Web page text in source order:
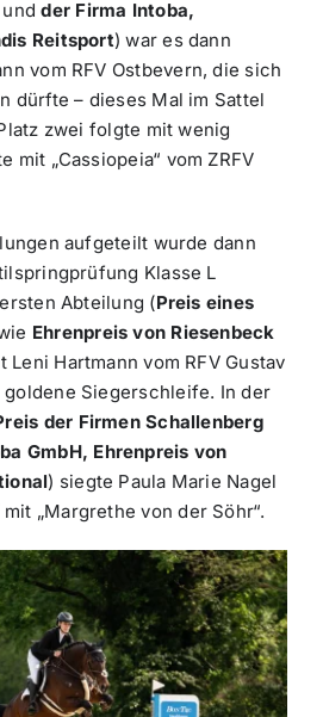
undder Firma Intoba,
Reitsport) war es dann
vom RFV Ostbevern, die sich
dürfte – dieses Mal im Sattel
zwei folgte mit wenig
mit „Cassiopeia“ vom ZRFV
aufgeteilt wurde dann
Klasse L
Abteilung (Preis eines
Ehrenpreis von Riesenbeck
Leni Hartmann vom RFV Gustav
goldene Siegerschleife. In der
der Firmen Schallenberg
GmbH, Ehrenpreis von
) siegte Paula Marie Nagel
„Margrethe von der Söhr“.